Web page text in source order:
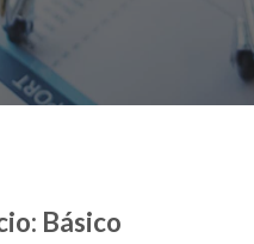
Básico